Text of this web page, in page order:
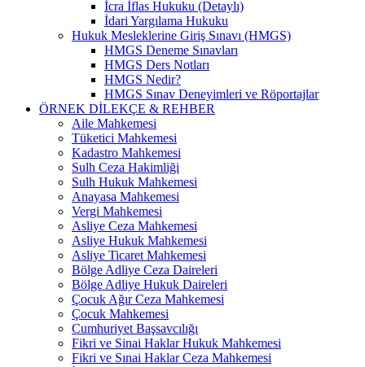
İcra İflas Hukuku (Detaylı)
İdari Yargılama Hukuku
Hukuk Mesleklerine Giriş Sınavı (HMGS)
HMGS Deneme Sınavları
HMGS Ders Notları
HMGS Nedir?
HMGS Sınav Deneyimleri ve Röportajlar
ÖRNEK DILEKÇE & REHBER
Aile Mahkemesi
Tüketici Mahkemesi
Kadastro Mahkemesi
Sulh Ceza Hakimliği
Sulh Hukuk Mahkemesi
Anayasa Mahkemesi
Vergi Mahkemesi
Asliye Ceza Mahkemesi
Asliye Hukuk Mahkemesi
Asliye Ticaret Mahkemesi
Bölge Adliye Ceza Daireleri
Bölge Adliye Hukuk Daireleri
Çocuk Ağır Ceza Mahkemesi
Çocuk Mahkemesi
Cumhuriyet Başsavcılığı
Fikri ve Sinai Haklar Hukuk Mahkemesi
Fikri ve Sınai Haklar Ceza Mahkemesi